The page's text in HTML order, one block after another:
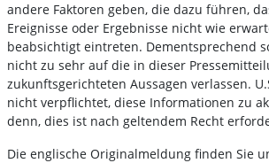
andere Faktoren geben, die dazu führen,
Ereignisse oder Ergebnisse nicht wie
beabsichtigt eintreten. Dementsprechend
nicht zu sehr auf die in dieser
zukunftsgerichteten Aussagen verlassen.
nicht verpflichtet, diese Informationen zu
denn, dies ist nach geltendem Recht
Die englische Originalmeldung finden Sie